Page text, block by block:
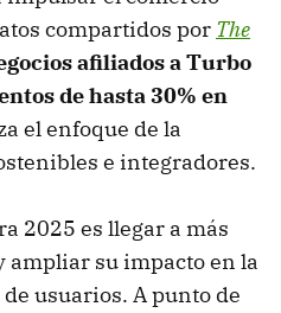
compartidos por The
afiliados a Turbo
de hasta 30% en
el enfoque de la
e integradores.
2025 es llegar a más
su impacto en la
usuarios. A punto de